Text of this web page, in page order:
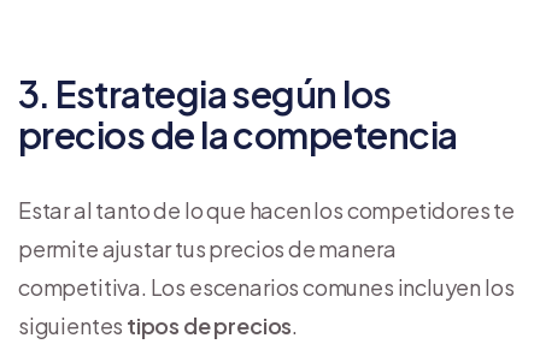
3. Estrategia según los
precios de la competencia
Estar al tanto de lo que hacen los competidores te
permite ajustar tus precios de manera
competitiva. Los escenarios comunes incluyen los
siguientes tipos de precios.